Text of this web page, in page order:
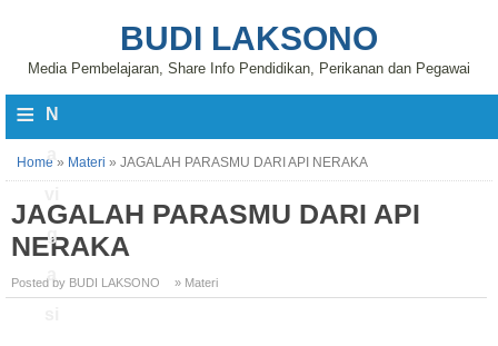
BUDI LAKSONO
Media Pembelajaran, Share Info Pendidikan, Perikanan dan Pegawai
≡ N
g
a
Home » Materi » JAGALAH PARASMU DARI API NERAKA
JAGALAH PARASMU DARI API
NERAKA
Posted by BUDI LAKSONO » Materi